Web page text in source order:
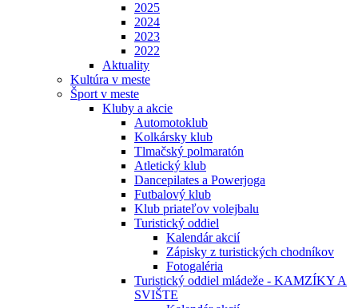
2025
2024
2023
2022
Aktuality
Kultúra v meste
Šport v meste
Kluby a akcie
Automotoklub
Kolkársky klub
Tlmačský polmaratón
Atletický klub
Dancepilates a Powerjoga
Futbalový klub
Klub priateľov volejbalu
Turistický oddiel
Kalendár akcií
Zápisky z turistických chodníkov
Fotogaléria
Turistický oddiel mládeže - KAMZÍKY A
SVIŠTE